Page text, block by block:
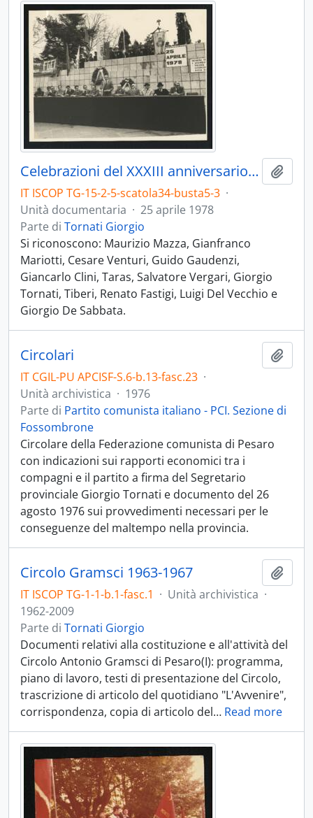
Celebrazioni del XXXIII anniversario della Liberazione d'Italia
IT ISCOP TG-15-2-5-scatola34-busta5-3 ·
Unità documentaria · 25 aprile 1978
Parte di Tornati Giorgio
Si riconoscono: Maurizio Mazza, Gianfranco
Mariotti, Cesare Venturi, Guido Gaudenzi,
Giancarlo Clini, Taras, Salvatore Vergari, Giorgio
Tornati, Tiberi, Renato Fastigi, Luigi Del Vecchio e
Giorgio De Sabbata.
Circolari
IT CGIL-PU APCISF-S.6-b.13-fasc.23 ·
Unità archivistica · 1976
Parte di Partito comunista italiano - PCI. Sezione di
Fossombrone
Circolare della Federazione comunista di Pesaro
con indicazioni sui rapporti economici tra i
compagni e il partito a firma del Segretario
provinciale Giorgio Tornati e documento del 26
agosto 1976 sui provvedimenti necessari per le
conseguenze del maltempo nella provincia.
Circolo Gramsci 1963-1967
IT ISCOP TG-1-1-b.1-fasc.1 · Unità archivistica ·
1962-2009
Parte di Tornati Giorgio
Documenti relativi alla costituzione e all'attività del
Circolo Antonio Gramsci di Pesaro(I): programma,
piano di lavoro, testi di presentazione del Circolo,
trascrizione di articolo del quotidiano "L'Avvenire",
corrispondenza, copia di articolo del… Read more